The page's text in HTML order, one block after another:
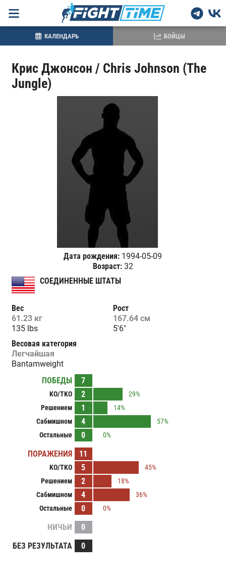
Крис Джонсон / Chris Johnson (The
Jungle)
Дата рождения: 1994-05-09
Возраст:32
СОЕДИНЕННЫЕ ШТАТЫ
Вес
61.23 кг
135 lbs
Рост
167.64 см
5'6"
Весовая категория
Легчайшая
Bantamweight
ПОБЕДЫ
7
KO/TKO 2
29%
Решением
1
14%
Сабмишном
4
57%
Остальные
0 0%
ПОРАЖЕНИЯ 11
KO/TKO 5
45%
Решением
2
18%
Сабмишном
4
36%
Остальные
0 0%
НИЧЬИ
0
БЕЗ РЕЗУЛЬТАТА
0
КАЛЕНДАРЬ БОЙЦЫ